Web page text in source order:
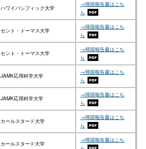
ハワイパシフィック大学
→帰国報告書はこち
ら
セント・トーマス大学
→帰国報告書はこち
ら
セント・トーマス大学
→帰国報告書はこち
ら
JAMK応用科学大学
→帰国報告書はこち
ら
JAMK応用科学大学
→帰国報告書はこち
ら
カールスタード大学
→帰国報告書はこち
ら
カールスタード大学
→帰国報告書はこち